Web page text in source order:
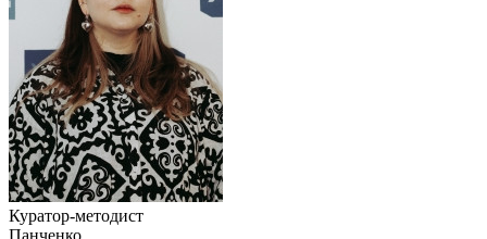
Куратор-методист
Панченко